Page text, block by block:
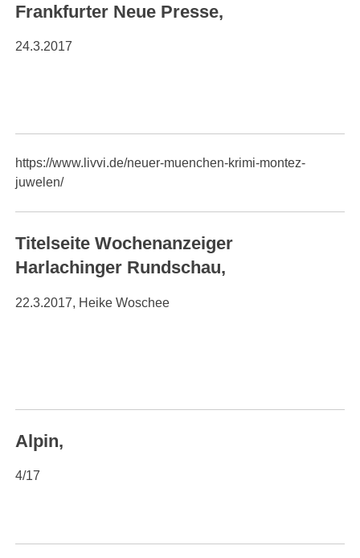
Frankfurter Neue Presse,
24.3.2017
https://www.livvi.de/neuer-muenchen-krimi-montez-
juwelen/
Titelseite Wochenanzeiger
Harlachinger Rundschau,
22.3.2017, Heike Woschee
Alpin,
4/17